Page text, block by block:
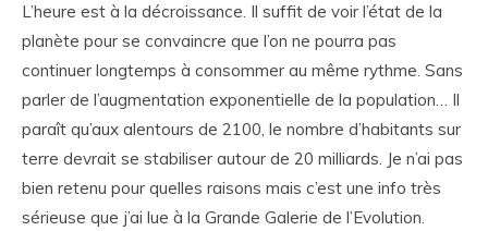
L’heure est à la décroissance. Il suffit de voir l’état de la
planète pour se convaincre que l’on ne pourra pas
continuer longtemps à consommer au même rythme. Sans
parler de l’augmentation exponentielle de la population… Il
paraît qu’aux alentours de 2100, le nombre d’habitants sur
terre devrait se stabiliser autour de 20 milliards. Je n’ai pas
bien retenu pour quelles raisons mais c’est une info très
sérieuse que j’ai lue à la Grande Galerie de l’Evolution.